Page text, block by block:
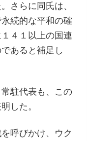
さらに同氏は、
続的な平和の確
４１以上の国連
あると補足し
駐代表も、この
した。
呼びかけ、ウク